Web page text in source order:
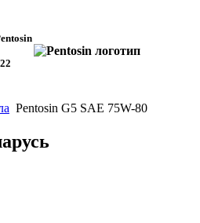
Pentosin G5 SAE 75W-80